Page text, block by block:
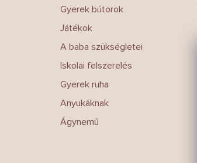
Gyerek bútorok
Játékok
A baba szükségletei
Iskolai felszerelés
Gyerek ruha
Anyukáknak
Ágynemű